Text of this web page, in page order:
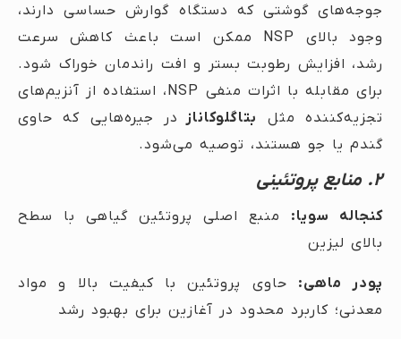
جوجه‌های گوشتی که دستگاه گوارش حساسی دارند،
وجود بالای NSP ممکن است باعث کاهش سرعت
رشد، افزایش رطوبت بستر و افت راندمان خوراک شود.
برای مقابله با اثرات منفی NSP، استفاده از آنزیم‌های
تجزیه‌کننده مثل
بتاگلوکاناز
در جیره‌هایی که حاوی
گندم یا جو هستند، توصیه می‌شود.
۲. منابع پروتئینی
کنجاله سویا: منبع اصلی پروتئین گیاهی با سطح
بالای لیزین
پودر ماهی: حاوی پروتئین با کیفیت بالا و مواد
معدنی؛ کاربرد محدود در آغازین برای بهبود رشد